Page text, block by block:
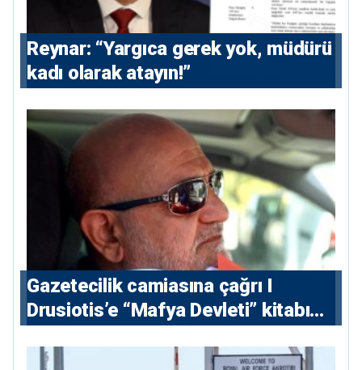
Reynar: “Yargıca gerek yok, müdürü
kadı olarak atayın!”
Gazetecilik camiasına çağrı I
⁠Drusiotis’e “Mafya Devleti” kitabı